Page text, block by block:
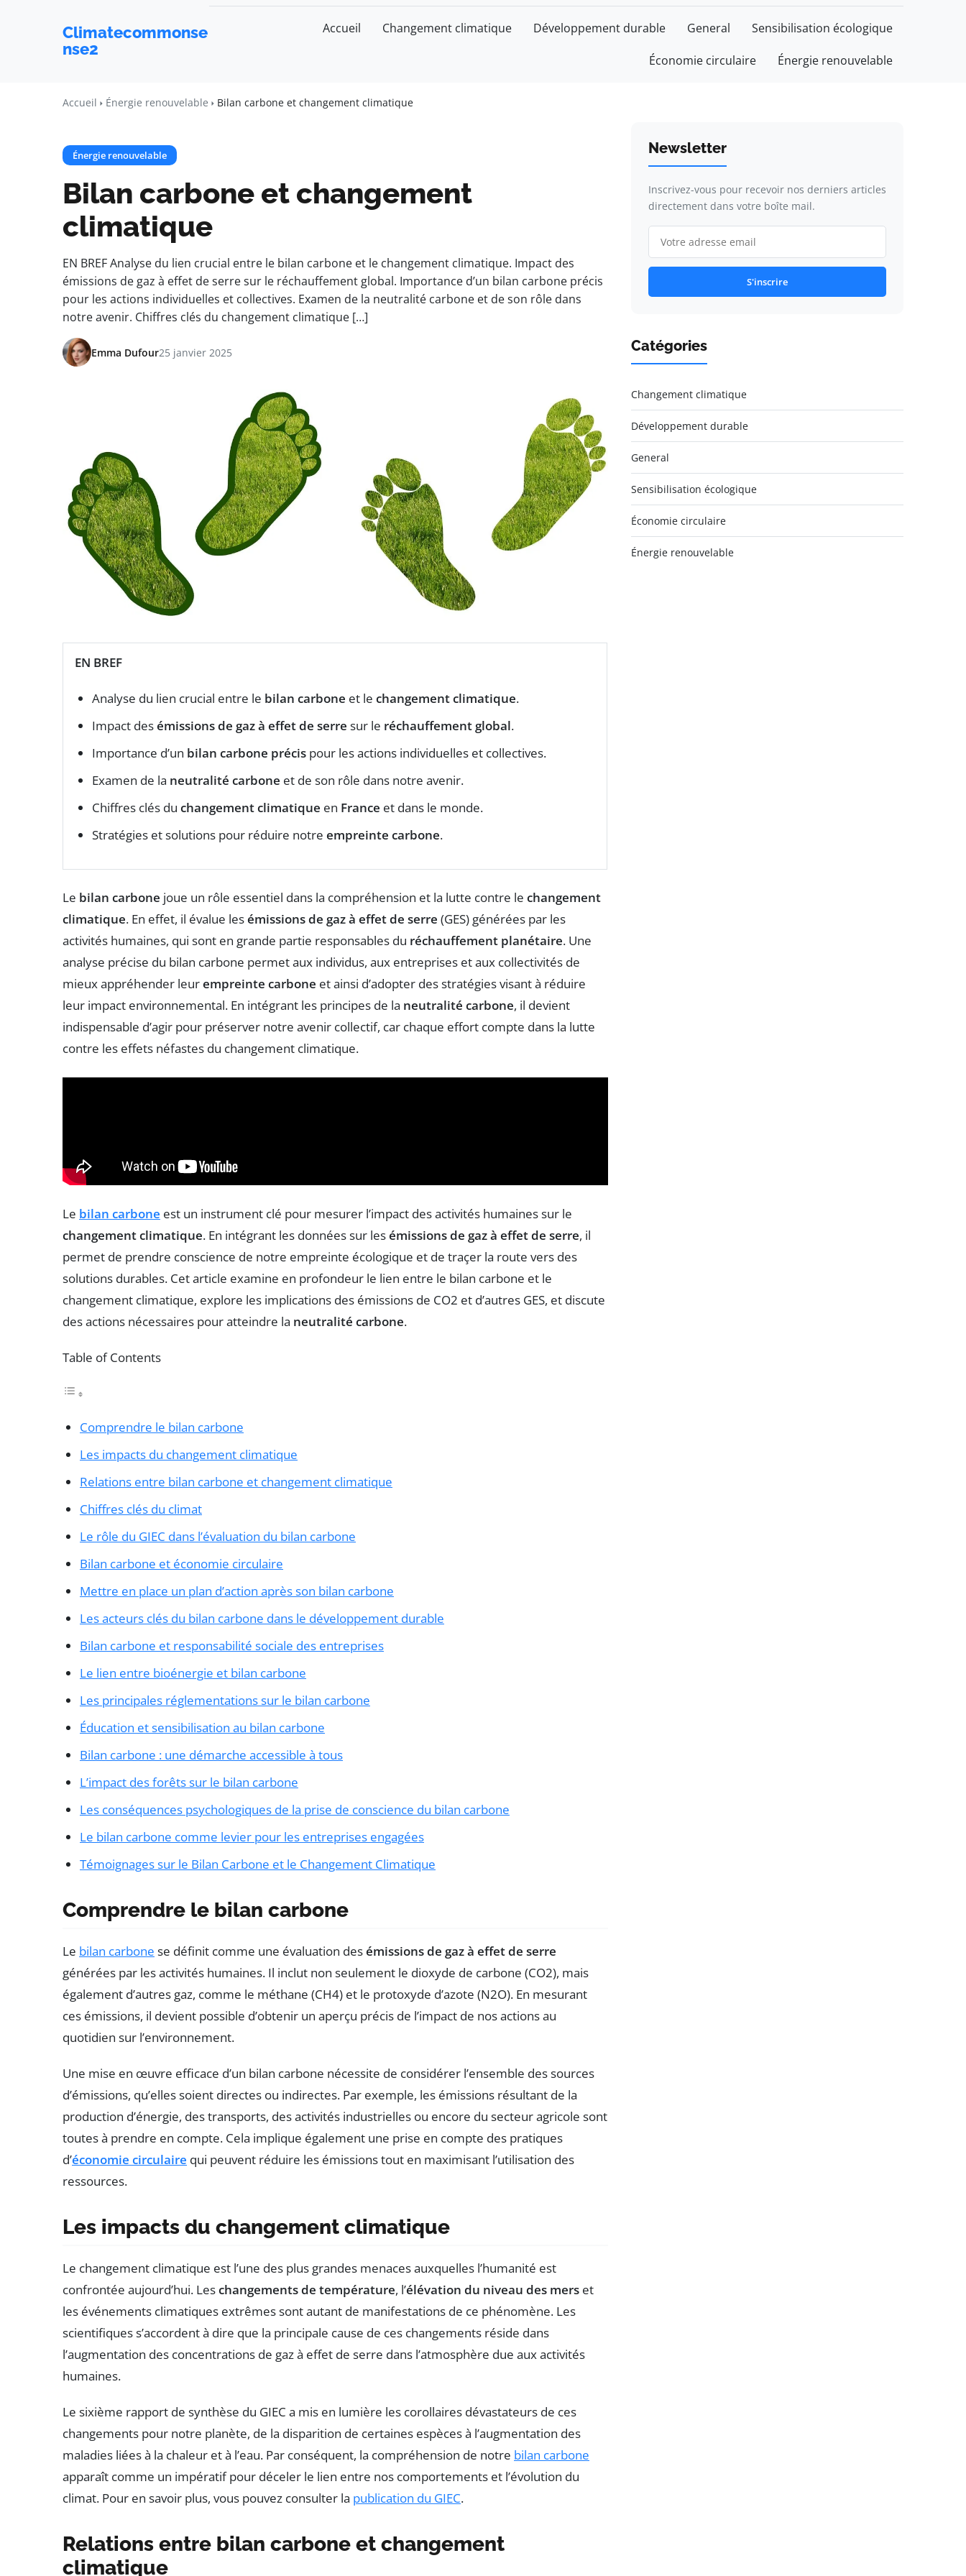
Climatecommonse
nse2
Accueil Changement climatique Développement durable General Sensibilisation écologique
Économie circulaire Énergie renouvelable
Accueil Énergie renouvelable Bilan carbone et changement climatique
Énergie renouvelable
Bilan carbone et changement
climatique
EN BREF Analyse du lien crucial entre le bilan carbone et le changement climatique. Impact des
émissions de gaz à effet de serre sur le réchauffement global. Importance d’un bilan carbone précis
pour les actions individuelles et collectives. Examen de la neutralité carbone et de son rôle dans
notre avenir. Chiffres clés du changement climatique […]
Emma Dufour25 janvier 2025
EN BREF
Analyse du lien crucial entre le bilan carbone et le changement climatique.
Impact desémissions de gaz à effet de serre sur le réchauffement global.
Importance d’un bilan carbone précis pour les actions individuelles et collectives.
Examen de la neutralité carbone et de son rôle dans notre avenir.
Chiffres clés du changement climatique en France et dans le monde.
Stratégies et solutions pour réduire notre empreinte carbone.
Le bilan carbone joue un rôle essentiel dans la compréhension et la lutte contre le changement
climatique. En effet, il évalue lesémissions de gaz à effet de serre (GES) générées par les
activités humaines, qui sont en grande partie responsables du réchauffement planétaire. Une
analyse précise du bilan carbone permet aux individus, aux entreprises et aux collectivités de
mieux appréhender leurempreinte carbone et ainsi d’adopter des stratégies visant à réduire
leur impact environnemental. En intégrant les principes de la neutralité carbone, il devient
indispensable d’agir pour préserver notre avenir collectif, car chaque effort compte dans la lutte
contre les effets néfastes du changement climatique.
Le bilan carbone est un instrument clé pour mesurer l’impact des activités humaines sur le
changement climatique. En intégrant les données sur lesémissions de gaz à effet de serre, il
permet de prendre conscience de notre empreinte écologique et de traçer la route vers des
solutions durables. Cet article examine en profondeur le lien entre le bilan carbone et le
changement climatique, explore les implications des émissions de CO2 et d’autres GES, et discute
des actions nécessaires pour atteindre la neutralité carbone.
Table of Contents
Comprendre le bilan carbone
Les impacts du changement climatique
Relations entre bilan carbone et changement climatique
Chiffres clés du climat
Le rôle du GIEC dans l’évaluation du bilan carbone
Bilan carbone et économie circulaire
Mettre en place un plan d’action après son bilan carbone
Les acteurs clés du bilan carbone dans le développement durable
Bilan carbone et responsabilité sociale des entreprises
Le lien entre bioénergie et bilan carbone
Les principales réglementations sur le bilan carbone
Éducation et sensibilisation au bilan carbone
Bilan carbone : une démarche accessible à tous
L’impact des forêts sur le bilan carbone
Les conséquences psychologiques de la prise de conscience du bilan carbone
Le bilan carbone comme levier pour les entreprises engagées
Témoignages sur le Bilan Carbone et le Changement Climatique
Comprendre le bilan carbone
Le bilan carbone se définit comme une évaluation desémissions de gaz à effet de serre
générées par les activités humaines. Il inclut non seulement le dioxyde de carbone (CO2), mais
également d’autres gaz, comme le méthane (CH4) et le protoxyde d’azote (N2O). En mesurant
ces émissions, il devient possible d’obtenir un aperçu précis de l’impact de nos actions au
quotidien sur l’environnement.
Une mise en œuvre efficace d’un bilan carbone nécessite de considérer l’ensemble des sources
d’émissions, qu’elles soient directes ou indirectes. Par exemple, les émissions résultant de la
production d’énergie, des transports, des activités industrielles ou encore du secteur agricole sont
toutes à prendre en compte. Cela implique également une prise en compte des pratiques
d’économie circulaire qui peuvent réduire les émissions tout en maximisant l’utilisation des
ressources.
Les impacts du changement climatique
Le changement climatique est l’une des plus grandes menaces auxquelles l’humanité est
confrontée aujourd’hui. Leschangements de température, l’élévation du niveau des mers et
les événements climatiques extrêmes sont autant de manifestations de ce phénomène. Les
scientifiques s’accordent à dire que la principale cause de ces changements réside dans
l’augmentation des concentrations de gaz à effet de serre dans l’atmosphère due aux activités
humaines.
Le sixième rapport de synthèse du GIEC a mis en lumière les corollaires dévastateurs de ces
changements pour notre planète, de la disparition de certaines espèces à l’augmentation des
maladies liées à la chaleur et à l’eau. Par conséquent, la compréhension de notre bilan carbone
apparaît comme un impératif pour déceler le lien entre nos comportements et l’évolution du
climat. Pour en savoir plus, vous pouvez consulter la publication du GIEC.
Relations entre bilan carbone et changement
climatique
Newsletter
Inscrivez-vous pour recevoir nos derniers articles
directement dans votre boîte mail.
S'inscrire
Catégories
Changement climatique
Développement durable
General
Sensibilisation écologique
Économie circulaire
Énergie renouvelable